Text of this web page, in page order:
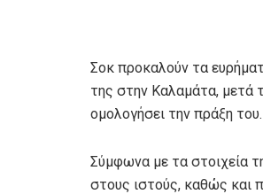
Σοκ προκαλούν τα
της στην Καλαμάτα, μετά
ομολογήσει την πράξη του.
Σύμφωνα με τα στοιχεία
στους ιστούς, καθώς και